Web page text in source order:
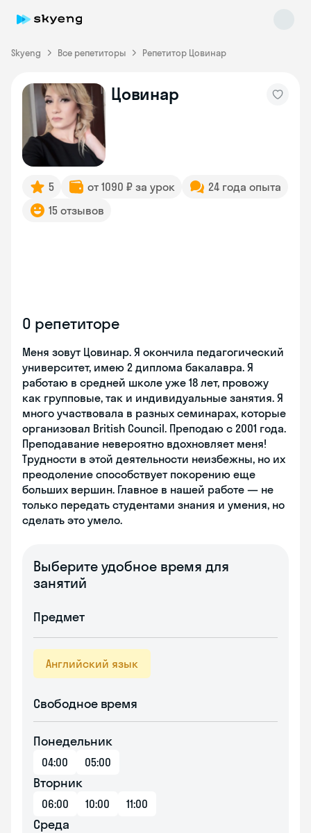
Skyeng Все репетиторы Репетитор Цовинар
Цовинар
5 от 1090 ₽ за урок
24 года опыта
15 отзывов
О репетиторе
Меня зовут Цовинар. Я окончила педагогический
университет, имею 2 диплома бакалавра. Я
работаю в средней школе уже 18 лет, провожу
как групповые, так и индивидуальные занятия. Я
много участвовала в разных семинарах, которые
организовал British Council. Преподаю с 2001 года.
Преподавание невероятно вдохновляет меня!
Трудности в этой деятельности неизбежны, но их
преодоление способствует покорению еще
больших вершин. Главное в нашей работе — не
только передать студентами знания и умения, но
сделать это умело.
Выберите удобное время для
занятий
Предмет
Английский язык
Свободное время
Понедельник
04:00 05:00
Вторник
06:00 10:00 11:00
Среда
Skyeng Chat
online